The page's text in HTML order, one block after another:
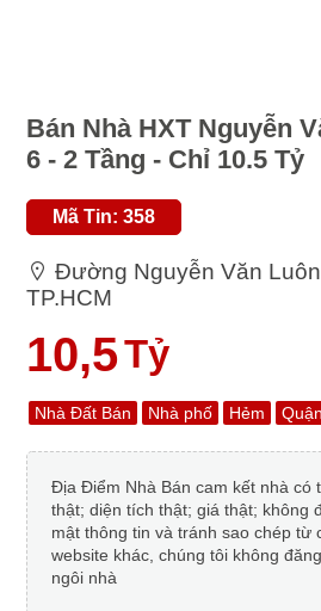
Bán Nhà HXT Nguyễn
6 - 2 Tầng - Chỉ 10.5 Tỷ
Mã Tin: 358
Đường Nguyễn Văn
TP.HCM
10,5Tỷ
Nhà Đất Bán Nhà phố Hẻm
Địa Điểm Nhà Bán cam kết nhà có
thật; diện tích thật; giá thật; không
mật thông tin và tránh sao chép từ
website khác, chúng tôi không
ngôi nhà